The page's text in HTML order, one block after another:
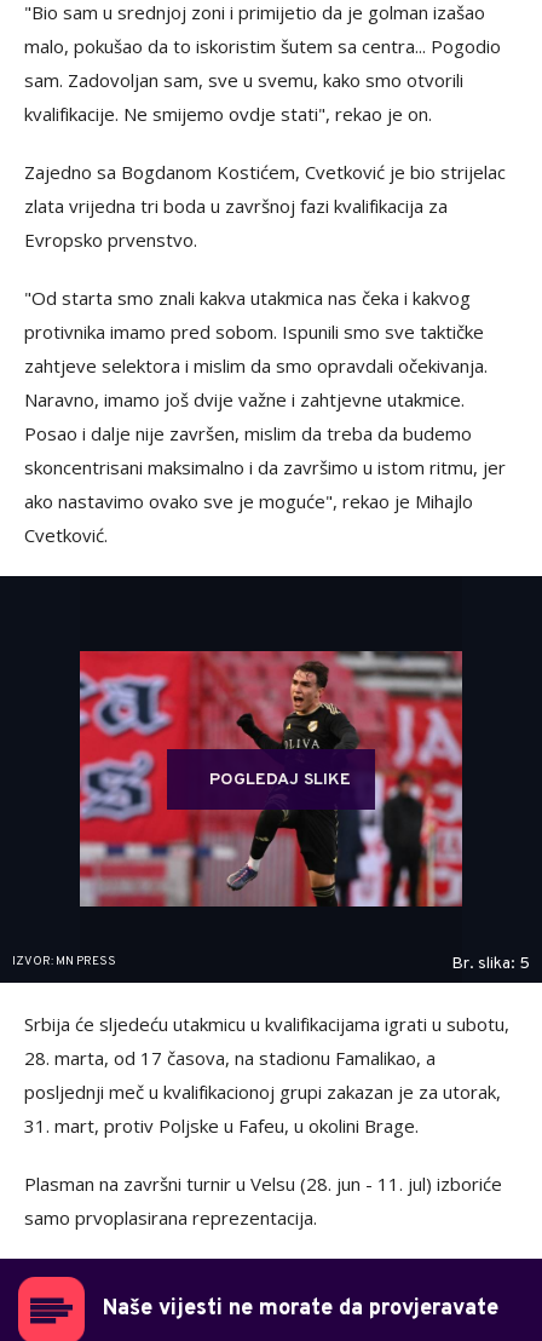
"Bio sam u srednjoj zoni i primijetio da je golman izašao
malo, pokušao da to iskoristim šutem sa centra... Pogodio
sam. Zadovoljan sam, sve u svemu, kako smo otvorili
kvalifikacije. Ne smijemo ovdje stati", rekao je on.
Zajedno sa Bogdanom Kostićem, Cvetković je bio strijelac
zlata vrijedna tri boda u završnoj fazi kvalifikacija za
Evropsko prvenstvo.
"Od starta smo znali kakva utakmica nas čeka i kakvog
protivnika imamo pred sobom. Ispunili smo sve taktičke
zahtjeve selektora i mislim da smo opravdali očekivanja.
Naravno, imamo još dvije važne i zahtjevne utakmice.
Posao i dalje nije završen, mislim da treba da budemo
skoncentrisani maksimalno i da završimo u istom ritmu, jer
ako nastavimo ovako sve je moguće", rekao je Mihajlo
Cvetković.
POGLEDAJ SLIKE
IZVOR: MN PRESS Br. slika: 5
Srbija će sljedeću utakmicu u kvalifikacijama igrati u subotu,
28. marta, od 17 časova, na stadionu Famalikao, a
posljednji meč u kvalifikacionoj grupi zakazan je za utorak,
31. mart, protiv Poljske u Fafeu, u okolini Brage.
Plasman na završni turnir u Velsu (28. jun - 11. jul) izboriće
samo prvoplasirana reprezentacija.
Naše vijesti ne morate da provjeravate